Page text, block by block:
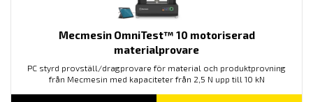
Mecmesin OmniTest™ 10 motoriserad
materialprovare
PC styrd provställ/dragprovare för material och produktprovning
från Mecmesin med kapaciteter från 2,5 N upp till 10 kN